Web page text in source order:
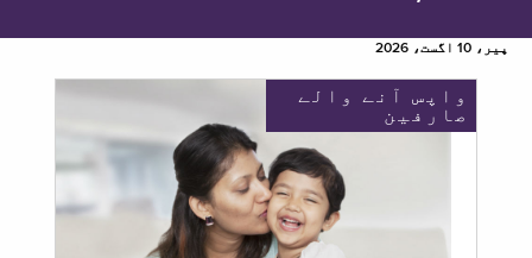
پیر، 10 اگست، 2026
واپس آنے والے
صارفین